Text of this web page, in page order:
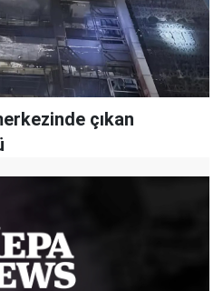
çıkan